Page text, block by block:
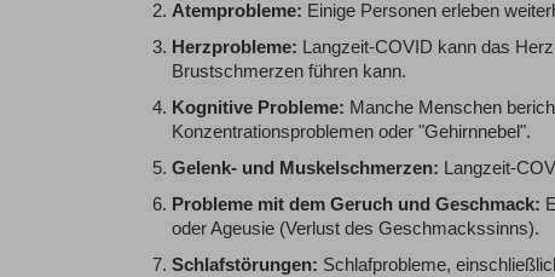
Atemprobleme: Einige Personen erleben
Herzprobleme: Langzeit-COVID kann das
Brustschmerzen führen kann.
Kognitive Probleme: Manche Menschen
Konzentrationsproblemen oder "Gehirnnebel".
Gelenk- und Muskelschmerzen: Langzeit-
Probleme mit dem Geruch und Geschmack:
oder Ageusie (Verlust des Geschmackssinns).
Schlafstörungen: Schlafprobleme,